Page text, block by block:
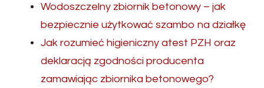
Wodoszczelny zbiornik betonowy – jak
bezpiecznie użytkować szambo na działkę
Jak rozumieć higieniczny atest PZH oraz
deklaracją zgodności producenta
zamawiając zbiornika betonowego?